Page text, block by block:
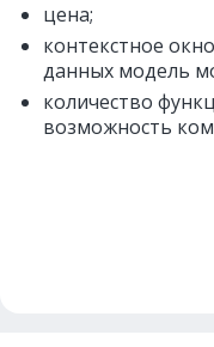
цена;
контекстное
данных модель
количество
возможность